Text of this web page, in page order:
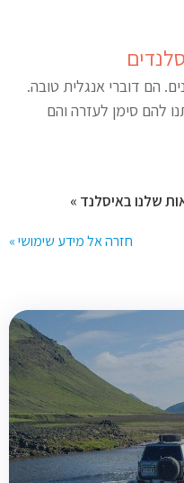
הם דוברי אנגלית טובה.
להם סימן לעזרה והם
שלנו באיסלנד »
חזרה אל מידע שימושי »